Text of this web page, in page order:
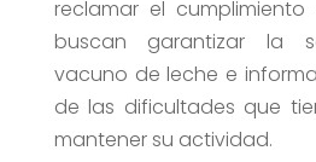
reclamar el
buscan garantizar la
vacuno de leche e
de las dificultades que
mantener su actividad.